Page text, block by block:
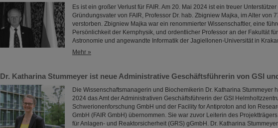
Es ist ein großer Verlust für FAIR. Am 20. Mai 2024 ist ein treuer Unterstützer
Gründungsvater von FAIR, Professor Dr. hab. Zbigniew Majka, im Alter von
verstorben. Zbigniew Majka war ein renommierter Wissenschaftler, eine
Persönlichkeit der Kernphysik, und ordentlicher Professor an der Fakultät
Astronomie und angewandte Informatik der Jagiellonen-Universität in
Mehr »
Dr. Katharina Stummeyer ist neue Administrative Geschäftsführerin von GSI
Die Wissenschaftsmanagerin und Biochemikerin Dr. Katharina Stummeyer
2024 das Amt der Administrativen Geschäftsführerin der GSI
Schwerionenforschung GmbH und der Facility for Antiproton and Ion
GmbH (FAIR GmbH) übernommen. Sie war zuvor Leiterin des
für Anlagen- und Reaktorsicherheit (GRS) gGmbH. Dr. Katharina